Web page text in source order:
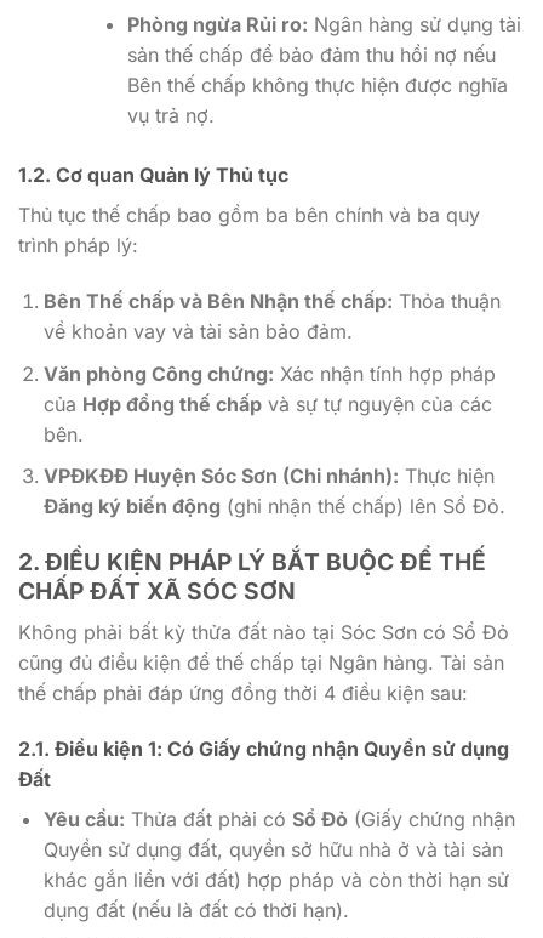
Phòng ngừa Rủi ro: Ngân hàng sử dụng tài
sản thế chấp để bảo đảm thu hồi nợ nếu
Bên thế chấp không thực hiện được nghĩa
vụ trả nợ.
1.2. Cơ quan Quản lý Thủ tục
Thủ tục thế chấp bao gồm ba bên chính và ba quy
trình pháp lý:
Bên Thế chấp và Bên Nhận thế chấp: Thỏa thuận
về khoản vay và tài sản bảo đảm.
Văn phòng Công chứng: Xác nhận tính hợp pháp
của Hợp đồng thế chấpvà sự tự nguyện của các
bên.
VPĐKĐĐ Huyện Sóc Sơn (Chi nhánh): Thực hiện
Đăng ký biến động (ghi nhận thế chấp) lên Sổ Đỏ.
2. ĐIỀU KIỆN PHÁP LÝ BẮT BUỘC ĐỂ THẾ
CHẤP ĐẤT XÃ SÓC SƠN
Không phải bất kỳ thửa đất nào tại Sóc Sơn có Sổ Đỏ
cũng đủ điều kiện để thế chấp tại Ngân hàng. Tài sản
thế chấp phải đáp ứng đồng thời 4 điều kiện sau:
2.1. Điều kiện 1: Có Giấy chứng nhận Quyền sử dụng
Đất
Yêu cầu: Thửa đất phải có Sổ Đỏ (Giấy chứng nhận
Quyền sử dụng đất, quyền sở hữu nhà ở và tài sản
khác gắn liền với đất) hợp pháp và còn thời hạn sử
dụng đất (nếu là đất có thời hạn).